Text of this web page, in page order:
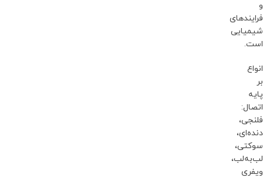
و
فرایندهای
شیمیایی
است.
انواع
بر
پایه
اتصال:
فلنجی،
دنده‌ای،
سوکتی،
لب‌به‌لب،
ویفری